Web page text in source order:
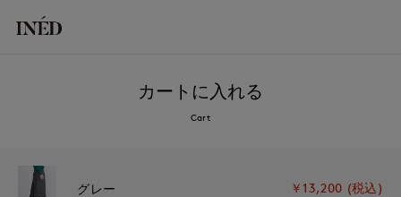
カートに入れる
Cart
グレー ￥13,200 (税込)